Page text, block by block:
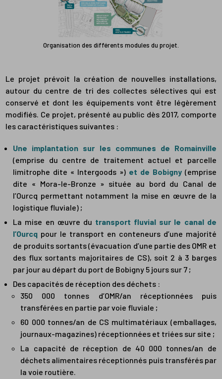
Organisation des différents modules du projet.
Le projet prévoit la création de nouvelles installations,
autour du centre de tri des collectes sélectives qui est
conservé et dont les équipements vont être légèrement
modifiés. Ce projet, présenté au public dès 2017, comporte
les caractéristiques suivantes :
Une implantation sur les communes de Romainville
(emprise du centre de traitement actuel et parcelle
limitrophe dite « Intergoods ») et de Bobigny(emprise
dite « Mora-le-Bronze » située au bord du Canal de
l’Ourcq permettant notamment la mise en œuvre de la
logistique fluviale) ;
La mise en œuvre du transport fluvial sur le canal de
l’Ourcq pour le transport en conteneurs d’une majorité
de produits sortants (évacuation d’une partie des OMR et
des flux sortants majoritaires de CS), soit 2 à 3 barges
par jour au départ du port de Bobigny 5 jours sur 7 ;
Des capacités de réception des déchets :
350 000 tonnes d’OMR/an réceptionnées puis
transférées en partie par voie fluviale ;
60 000 tonnes/an de CS multimatériaux (emballages,
journaux-magazines) réceptionnées et triées sur site ;
La capacité de réception de 40 000 tonnes/an de
déchets alimentaires réceptionnés puis transférés par
la voie routière.